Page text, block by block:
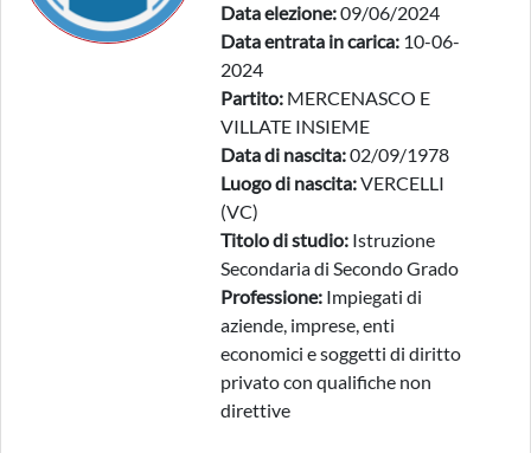
Data elezione:09/06/2024
Data entrata in carica: 10-06-
2024
Partito: MERCENASCO E
VILLATE INSIEME
Data di nascita:02/09/1978
Luogo di nascita:VERCELLI
(VC)
Titolo di studio: Istruzione
Secondaria di Secondo Grado
Professione: Impiegati di
aziende, imprese, enti
economici e soggetti di diritto
privato con qualifiche non
direttive